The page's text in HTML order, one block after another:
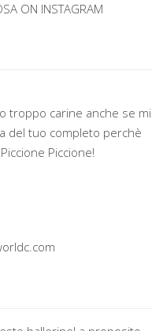
ON INSTAGRAM
troppo carine anche se mi
del tuo completo perchè
Piccione!